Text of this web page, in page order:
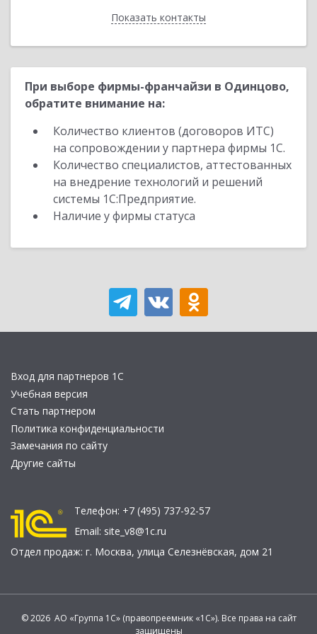
Показать контакты
Назад
При выборе фирмы-франчайзи в Одинцово,
обратите внимание на:
Количество клиентов (договоров ИТС)
на сопровождении у партнера фирмы 1С.
Количество специалистов, аттестованных
на внедрение технологий и решений
системы 1С:Предприятие.
Наличие у фирмы статуса
Вход для партнеров 1С
Учебная версия
Стать партнером
Политика конфиденциальности
Замечания по сайту
Другие сайты
Телефон: +7 (495) 737-92-57
Email: site_v8@1c.ru
Отдел продаж: г. Москва, улица Селезнёвская, дом 21
© 2026 АО «Группа 1С» (правопреемник «1С»). Все права на сайт
защищены